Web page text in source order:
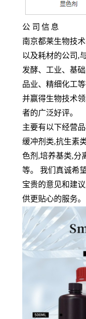
公 司 信 息
南京都莱生物技
以及耗材的公司,
发酵、工业、基
品业、精细化工
并赢得生物技术
者的广泛好评。
主要有以下经营
缓冲剂类,抗生素
色剂,培养基类,分
等。 我们真诚希
宝贵的意见和建
供更贴心的服务。